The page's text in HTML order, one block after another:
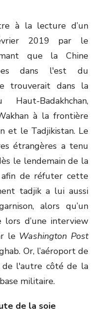
à la lecture d’un
2019 par le
que la Chine
dans l'est du
trouverait dans la
Badakhchan,
à la frontière
et le Tadjikistan. Le
étrangères a tenu
le lendemain de la
de réfuter cette
tadjik a lui aussi
alors qu’un
lors d’une interview
le Washington Post
Or, l’aéroport de
de l'autre côté de la
militaire.
de la soie